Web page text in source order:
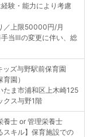
験・能力により考慮
／上限50000円/月
当Ⅲの変更に伴い、総
ズ与野駅前保育園
育園）
たま市浦和区上木崎125
クス与野1階
養士 or 管理栄養士
スキル】保育施設での